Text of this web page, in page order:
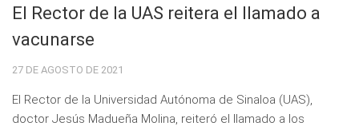
El Rector de la UAS reitera el llamado a
vacunarse
27 DE AGOSTO DE 2021
El Rector de la Universidad Autónoma de Sinaloa (UAS),
doctor Jesús Madueña Molina, reiteró el llamado a los